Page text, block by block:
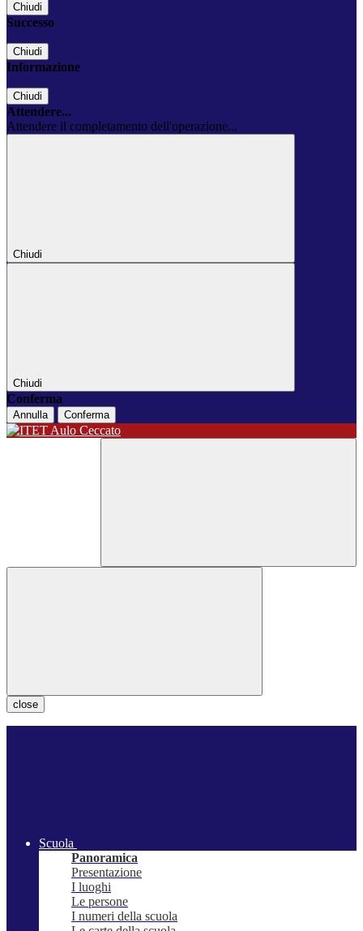
Chiudi
Successo
Chiudi
Informazione
Chiudi
Attendere...
Attendere il completamento dell'operazione...
Chiudi
Chiudi
Conferma
Annulla Conferma
close
Scuola
Panoramica
Presentazione
I luoghi
Le persone
I numeri della scuola